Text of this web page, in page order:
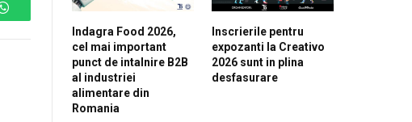
WhatsApp
Indagra Food 2026,
cel mai important
punct de intalnire B2B
al industriei
alimentare din
Romania
Inscrierile pentru
expozanti la Creativo
2026 sunt in plina
desfasurare